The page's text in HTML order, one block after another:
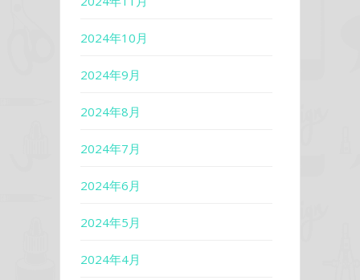
2024年10月
2024年9月
2024年8月
2024年7月
2024年6月
2024年5月
2024年4月